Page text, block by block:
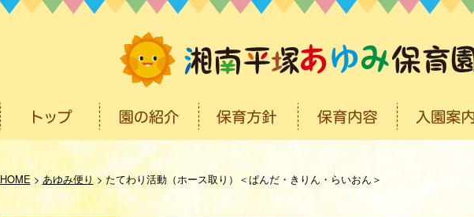
HOME > あゆみ便り>たてわり活動（ホース取り）＜ぱんだ・きりん・らいおん＞